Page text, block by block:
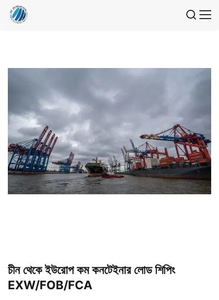
চীন থেকে ইউরোপ কম কনটেইনার লোড শিপিং
EXW/FOB/FCA